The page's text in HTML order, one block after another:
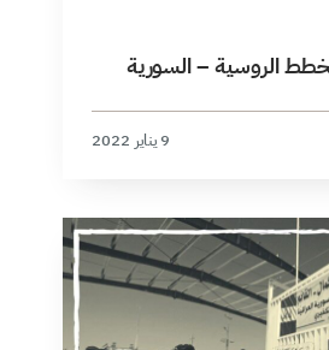
الروسية – السورية
9 يناير 2022